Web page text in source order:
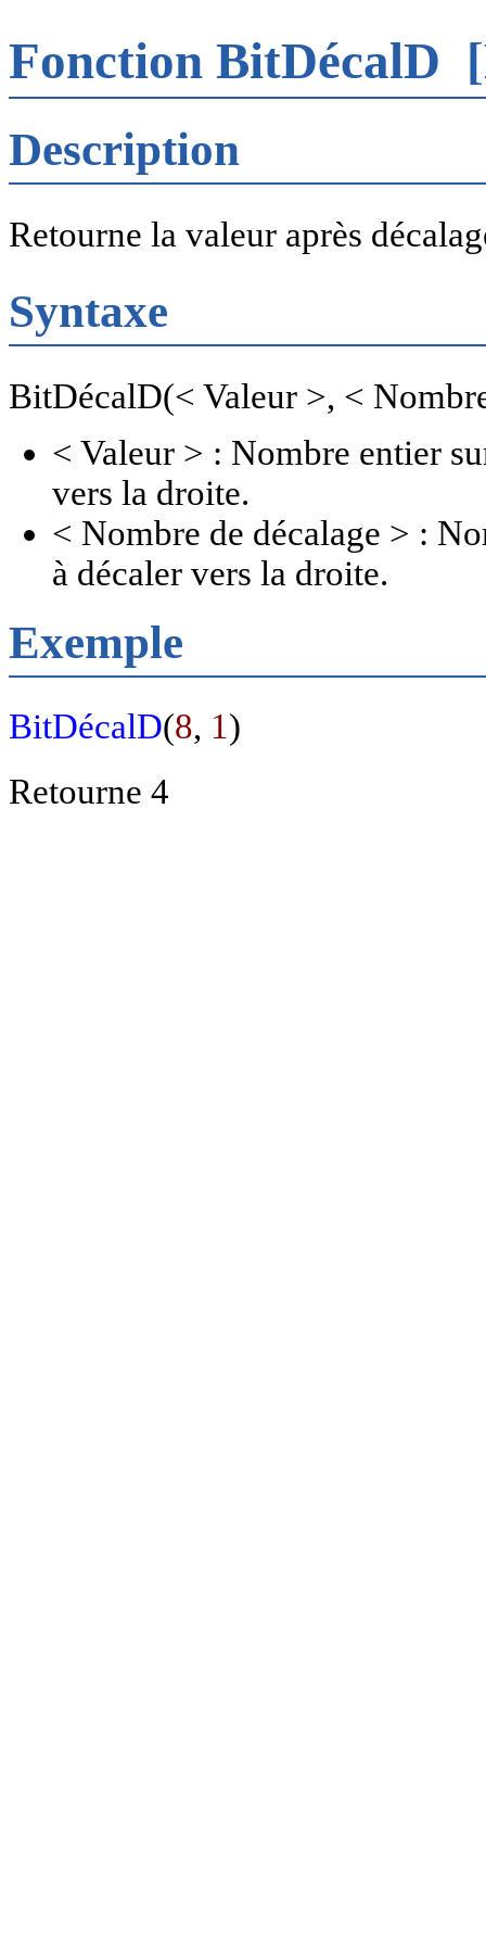
Fonction BitDécalD
Description
Retourne la valeur après
Syntaxe
BitDécalD(< Valeur >, <
< Valeur > : Nombre entier
vers la droite.
< Nombre de décalage > :
à décaler vers la droite.
Exemple
BitDécalD(8, 1)
Retourne 4